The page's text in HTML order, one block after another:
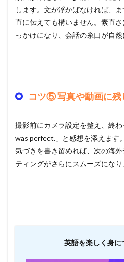
します。文が浮かばなければ、
直に伝えても構いません。素直
っかけになり、会話の糸口が自然
コツ⑤ 写真や動画に残
撮影前にカメラ設定を整え、終
was perfect.」と感想を添えます
気づきを書き留めれば、次の海
ティングがさらにスムーズになり
英語を楽しく身に